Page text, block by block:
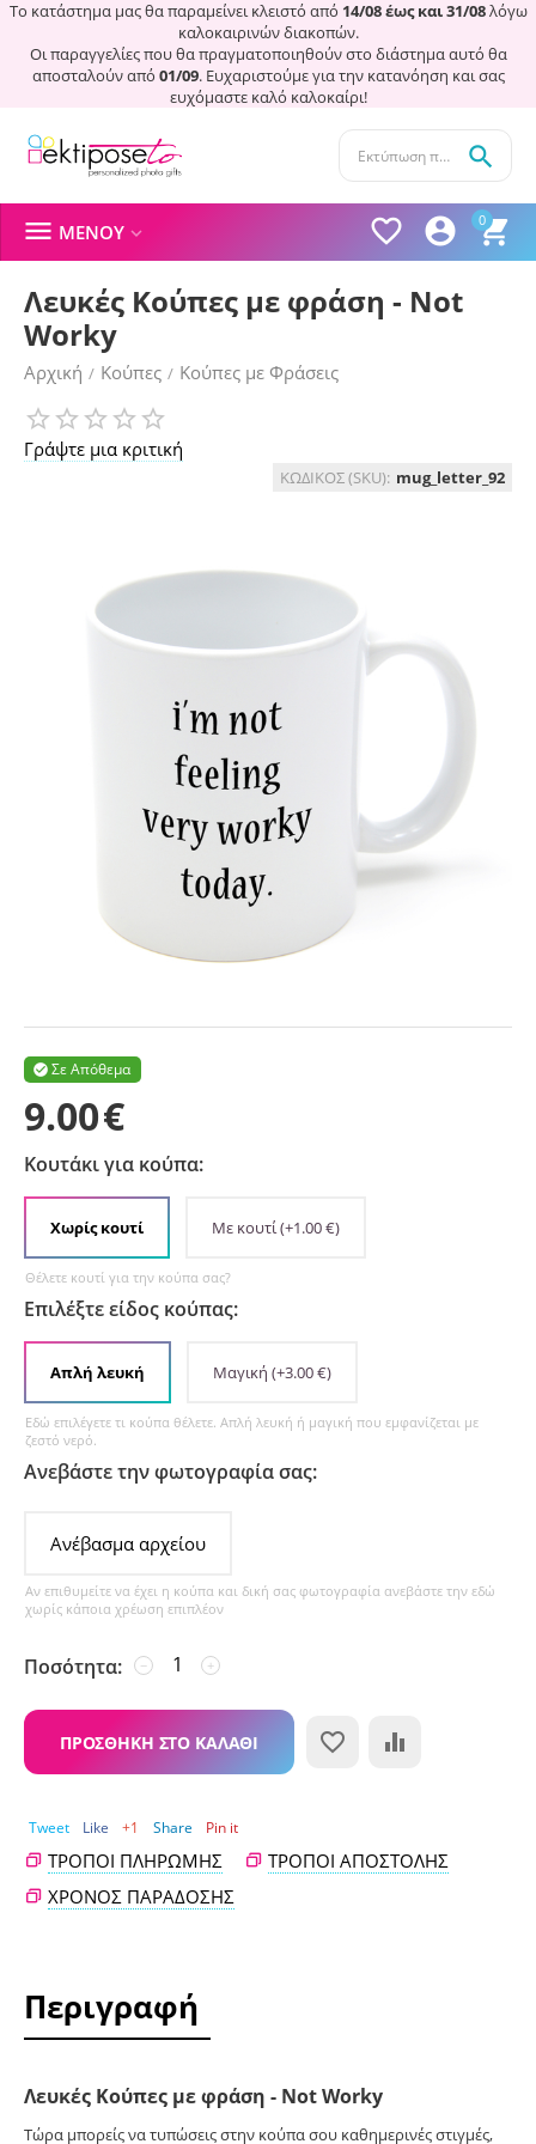
Το κατάστημα μας θα παραμείνει κλειστό από 14/08 έως και 31/08λόγω
καλοκαιρινών διακοπών.
Οι παραγγελίες που θα πραγματοποιηθούν στο διάστημα αυτό θα
αποσταλούν από 01/09. Ευχαριστούμε για την κατανόηση και σας
ευχόμαστε καλό καλοκαίρι!
0




 ΜΕΝΟΎ 
Λευκές Κούπες με φράση - Not
Worky
Αρχική / Κούπες / Κούπες με Φράσεις
Γράψτε μια κριτική
ΚΩΔΙΚΟΣ (SKU): mug_letter_92
Σε Απόθεμα

9.00€
Κουτάκι για κούπα:
Χωρίς κουτί Με κουτί(+1.00€)
Θέλετε κουτί για την κούπα σας?
Επιλέξτε είδος κούπας:
Απλή λευκή Μαγική (+3.00€)
Εδώ επιλέγετε τι κούπα θέλετε. Απλή λευκή ή μαγική που εμφανίζεται με
ζεστό νερό.
Ανεβάστε την φωτογραφία σας:
Ανέβασμα αρχείου
Αν επιθυμείτε να έχει η κούπα και δική σας φωτογραφία ανεβάστε την εδώ
χωρίς κάποια χρέωση επιπλέον
Ποσότητα: +
−
ΠΡΟΣΘΉΚΗ ΣΤΟ ΚΑΛΆΘΙ
Tweet Like +1 Share Pin it
ΤΡΌΠΟΙ ΠΛΗΡΩΜΉΣ
ΤΡΌΠΟΙ ΑΠΟΣΤΟΛΉΣ
ΧΡΌΝΟΣ ΠΑΡΆΔΟΣΗΣ
Περιγραφή
Λευκές Κούπες με φράση - Not Worky
Τώρα μπορείς να τυπώσεις στην κούπα σου καθημερινές στιγμές,